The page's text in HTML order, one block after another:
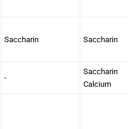
Saccharin Saccharin
-
Saccharin
Calcium